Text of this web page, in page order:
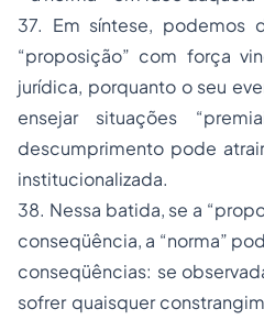
37. Em síntese, podemos
“proposição” com força
jurídica, porquanto o seu
ensejar situações
descumprimento pode
institucionalizada.
38. Nessa batida, se a
conseqüência, a “norma”
conseqüências: se
sofrer quaisquer